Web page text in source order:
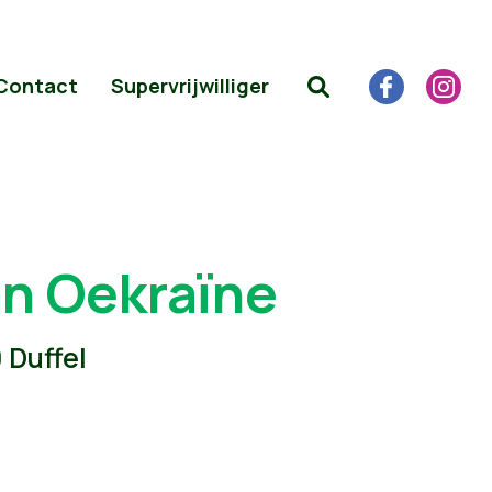
Supervrijwilliger
Oekraïne
Duffel